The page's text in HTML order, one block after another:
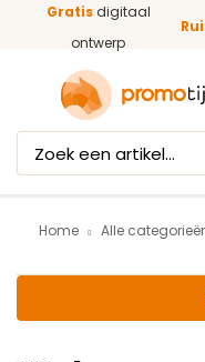
Ga naar de
Gratisdigitaal
ontwerp
Home Alle